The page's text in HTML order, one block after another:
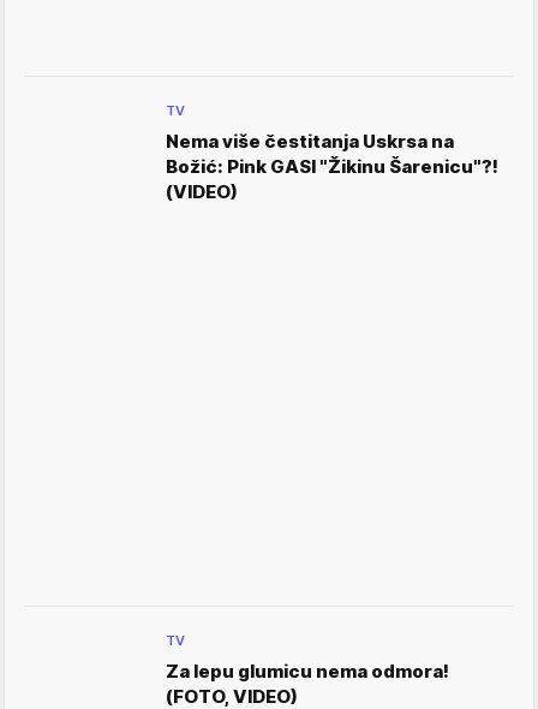
TV
Nema više čestitanja Uskrsa na
Božić: Pink GASI "Žikinu Šarenicu"?!
(VIDEO)
TV
Za lepu glumicu nema odmora!
(FOTO, VIDEO)